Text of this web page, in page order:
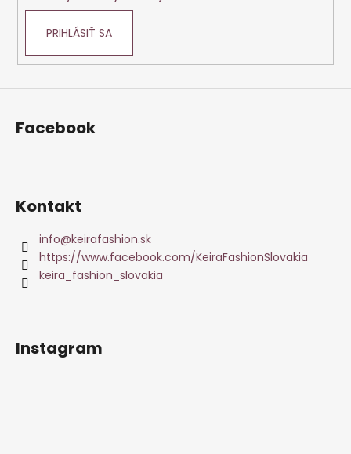
PRIHLÁSIŤ SA
Facebook
Kontakt
info@keirafashion.sk
https://www.facebook.com/KeiraFashionSlovakia
keira_fashion_slovakia
Instagram